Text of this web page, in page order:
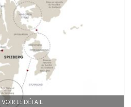
VOIR LE DÉTAIL